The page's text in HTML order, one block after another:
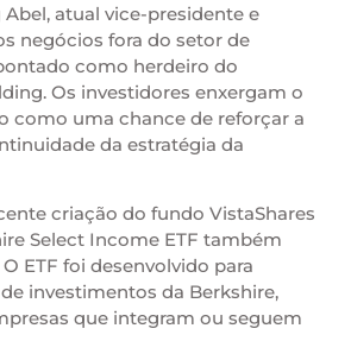
atual vice-presidente e
negócios fora do setor de
como herdeiro do
Os investidores enxergam o
como uma chance de reforçar a
da estratégia da
criação do fundo VistaShares
Select Income ETF também
ETF foi desenvolvido para
investimentos da Berkshire,
que integram ou seguem